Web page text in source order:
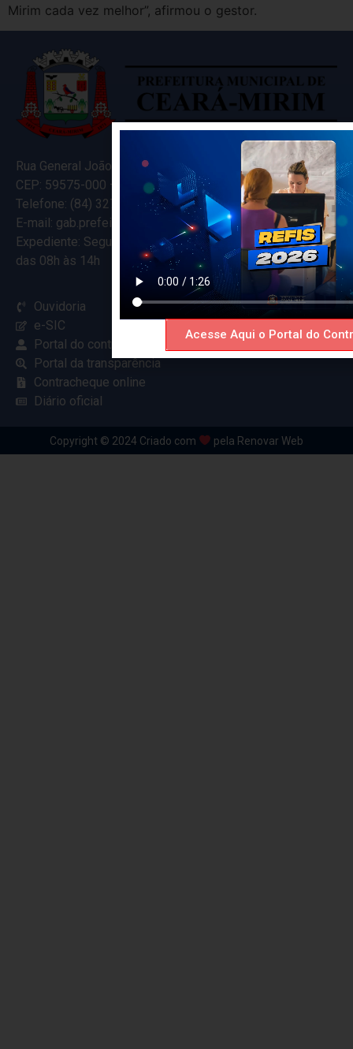
Mirim cada vez melhor”, afirmou o gestor.
Rua General João Varela, 635
CEP: 59575-000 – Ceará-Mirim – RN
Telefone: (84) 3274-5916
E-mail: gab.prefeitocearamirim@gmail.com
Expediente: Segunda à Sexta
das 08h às 14h
Ouvidoria
e-SIC
Portal do contribuinte
Portal da transparência
Contracheque online
Diário oficial
Copyright © 2024 Criado com pela Renovar Web
Acesse Aqui o Portal do